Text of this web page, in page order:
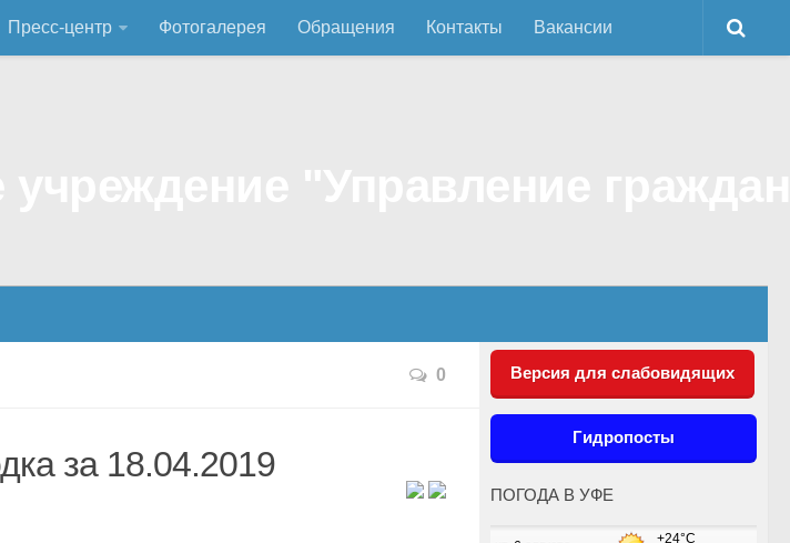
Пресс-центр Фотогалерея Обращения Контакты Вакансии
0
за 18.04.2019
Версия для слабовидящих
Гидропосты
ПОГОДА В УФЕ